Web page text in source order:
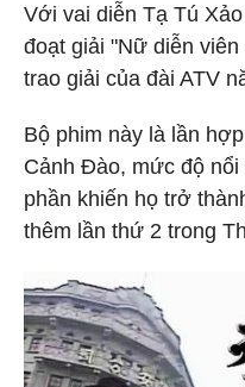
Với vai diễn Tạ Tú
đoạt giải "Nữ diễn
trao giải của đài ATV
Bộ phim này là lần
Cảnh Đào, mức độ
phần khiến họ trở
thêm lần thứ 2 trong